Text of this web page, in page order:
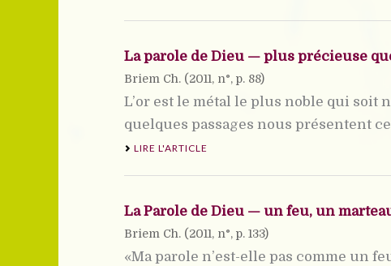
La parole de Dieu — plus précieuse
Briem Ch. (2011, n°, p. 88)
L’or est le métal le plus noble qui soit
quelques passages nous présentent ce
LIRE L'ARTICLE
La Parole de Dieu — un feu, un
Briem Ch. (2011, n°, p. 133)
«Ma parole n’est-elle pas comme un